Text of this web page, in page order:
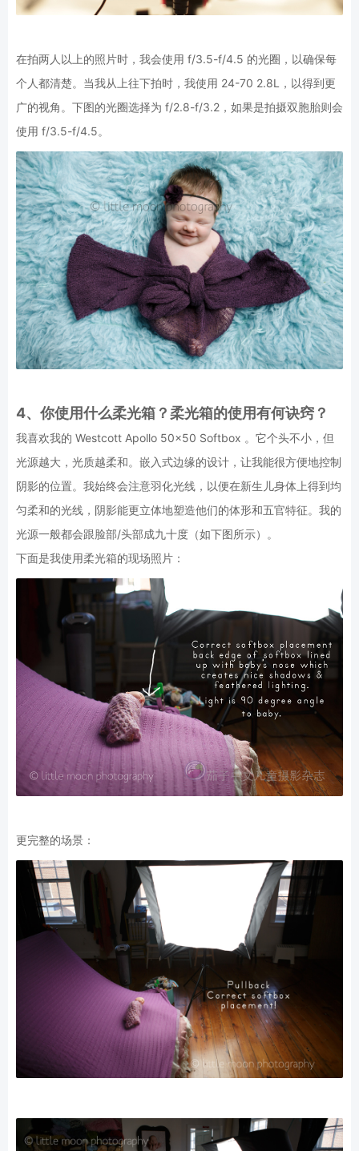
在拍两人以上的照片时，我会使用 f/3.5-f/4.5 的光圈，以确保每
个人都清楚。当我从上往下拍时，我使用 24-70 2.8L，以得到更
广的视角。下图的光圈选择为 f/2.8-f/3.2，如果是拍摄双胞胎则会
使用 f/3.5-f/4.5。
4、你使用什么柔光箱？柔光箱的使用有何诀窍？
我喜欢我的 Westcott Apollo 50×50 Softbox 。它个头不小，但
光源越大，光质越柔和。嵌入式边缘的设计，让我能很方便地控制
阴影的位置。我始终会注意羽化光线，以便在新生儿身体上得到均
匀柔和的光线，阴影能更立体地塑造他们的体形和五官特征。我的
光源一般都会跟脸部/头部成九十度（如下图所示）。
下面是我使用柔光箱的现场照片：
更完整的场景：